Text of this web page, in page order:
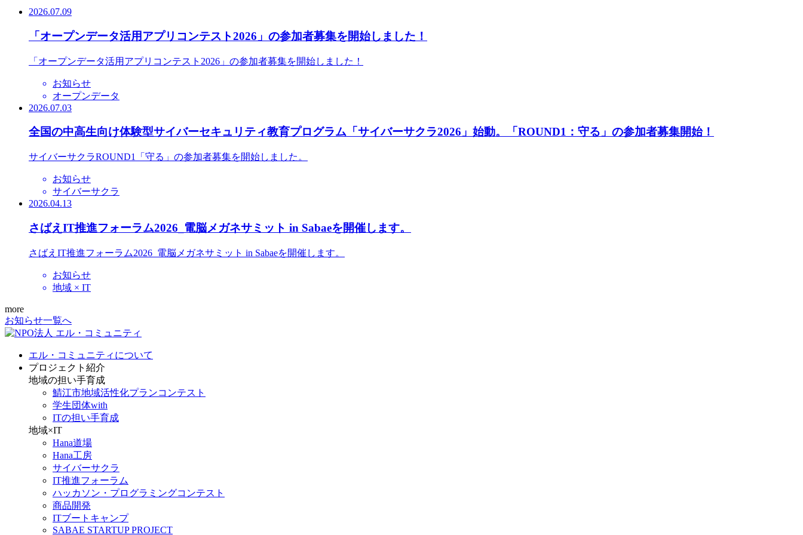
2026.07.09
「オープンデータ活用アプリコンテスト2026」の参加者募集を開始しました！
「オープンデータ活用アプリコンテスト2026」の参加者募集を開始しました！
お知らせ
オープンデータ
2026.07.03
全国の中高生向け体験型サイバーセキュリティ教育プログラム「サイバーサクラ2026」始動。「ROUND1：守る」の参加者募集開始！
サイバーサクラROUND1「守る」の参加者募集を開始しました。
お知らせ
サイバーサクラ
2026.04.13
さばえIT推進フォーラム2026_電脳メガネサミット in Sabaeを開催します。
さばえIT推進フォーラム2026_電脳メガネサミット in Sabaeを開催します。
お知らせ
地域 × IT
more
お知らせ一覧へ
エル・コミュニティについて
プロジェクト紹介
地域の担い手育成
鯖江市地域活性化プランコンテスト
学生団体with
ITの担い手育成
地域×IT
Hana道場
Hana工房
サイバーサクラ
IT推進フォーラム
ハッカソン・プログラミングコンテスト
商品開発
ITブートキャンプ
SABAE STARTUP PROJECT